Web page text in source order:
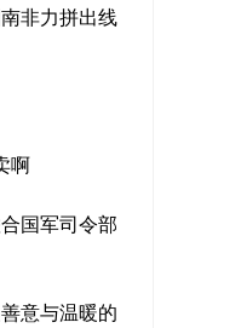
非力拼出线
啊
国军司令部
意与温暖的